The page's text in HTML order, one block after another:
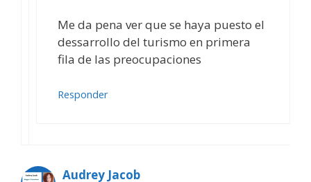
Me da pena ver que se haya puesto el
dessarrollo del turismo en primera
fila de las preocupaciones
Responder
Audrey Jacob